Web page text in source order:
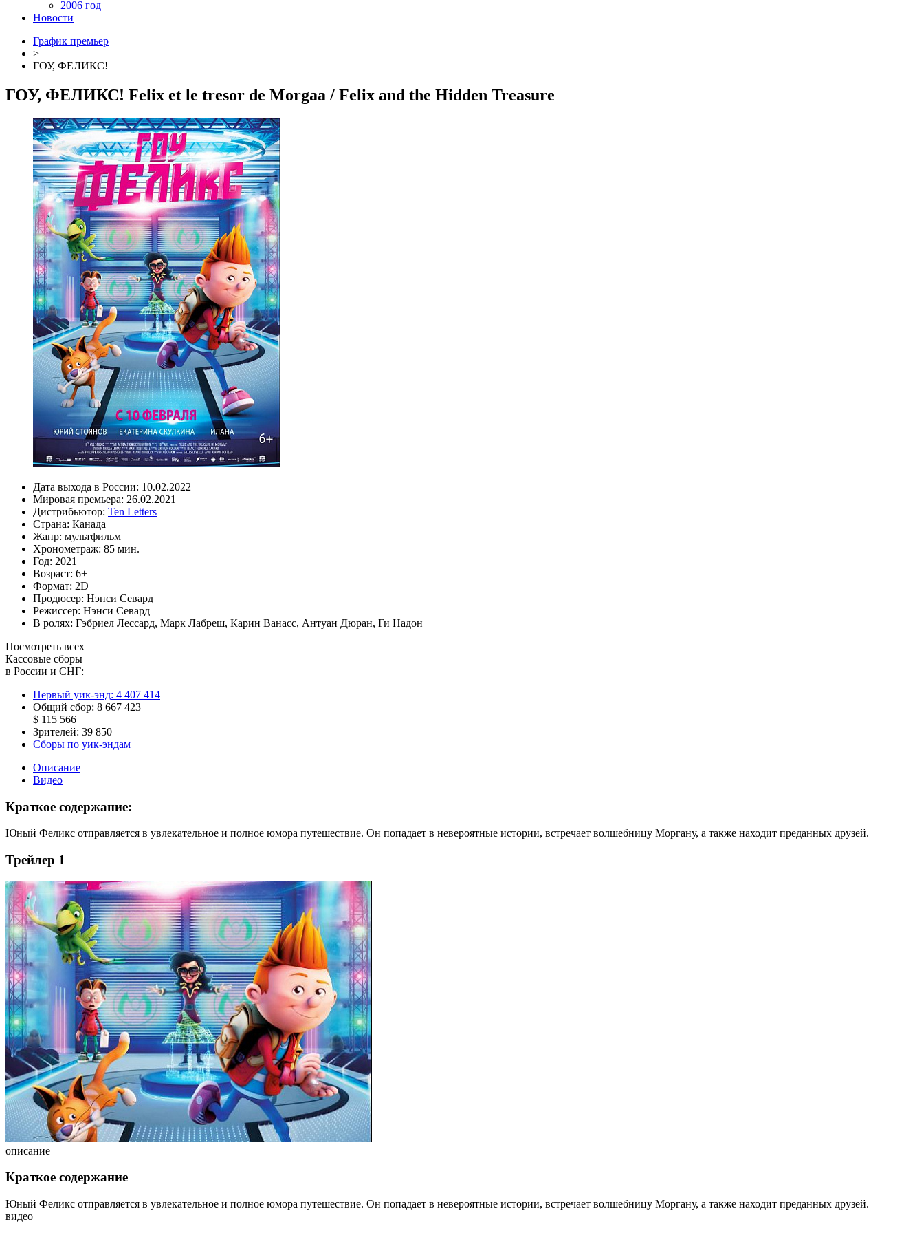
2006 год
Новости
График премьер
>
ГОУ, ФЕЛИКС!
ГОУ, ФЕЛИКС! Felix et le tresor de Morgaa / Felix and the Hidden Treasure
Дата выхода в России: 10.02.2022
Мировая премьера: 26.02.2021
Дистрибьютор: Ten Letters
Страна: Канада
Жанр: мультфильм
Хронометраж: 85 мин.
Год: 2021
Возраст: 6+
Формат: 2D
Продюсер: Нэнси Севард
Режиссер: Нэнси Севард
В ролях: Гэбриел Лессард, Марк Лабреш, Карин Ванасс, Антуан Дюран, Ги Надон
Посмотреть всех
Кассовые сборы
в России и СНГ:
Первый уик-энд: 4 407 414
Общий сбор: 8 667 423
$ 115 566
Зрителей: 39 850
Сборы по уик-эндам
Описание
Видео
Краткое содержание:
Юный Феликс отправляется в увлекательное и полное юмора путешествие. Он попадает в невероятные истории, встречает волшебницу Моргану, а также находит преданных друзей.
Трейлер 1
описание
Краткое содержание
Юный Феликс отправляется в увлекательное и полное юмора путешествие. Он попадает в невероятные истории, встречает волшебницу Моргану, а также находит преданных друзей.
видео